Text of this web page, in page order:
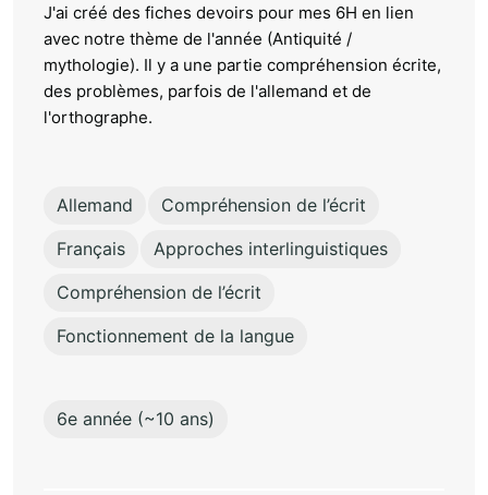
J'ai créé des fiches devoirs pour mes 6H en lien
avec notre thème de l'année (Antiquité /
mythologie). Il y a une partie compréhension écrite,
des problèmes, parfois de l'allemand et de
l'orthographe.
Allemand
Compréhension de l’écrit
Français
Approches interlinguistiques
Compréhension de l’écrit
Fonctionnement de la langue
6e année (~10 ans)